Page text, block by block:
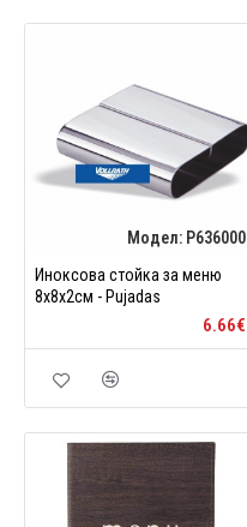
Модел: P636000
Иноксова стойка за меню
8x8x2см - Pujadas
6.66€